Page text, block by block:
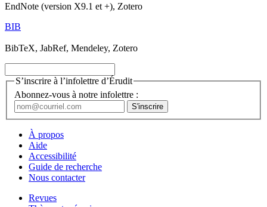
EndNote (version X9.1 et +), Zotero
BIB
BibTeX, JabRef, Mendeley, Zotero
S’inscrire à l’infolettre d’Érudit
Abonnez-vous à notre infolettre :
À propos
Aide
Accessibilité
Guide de recherche
Nous contacter
Revues